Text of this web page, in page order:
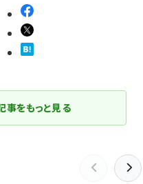
事をもっと見る